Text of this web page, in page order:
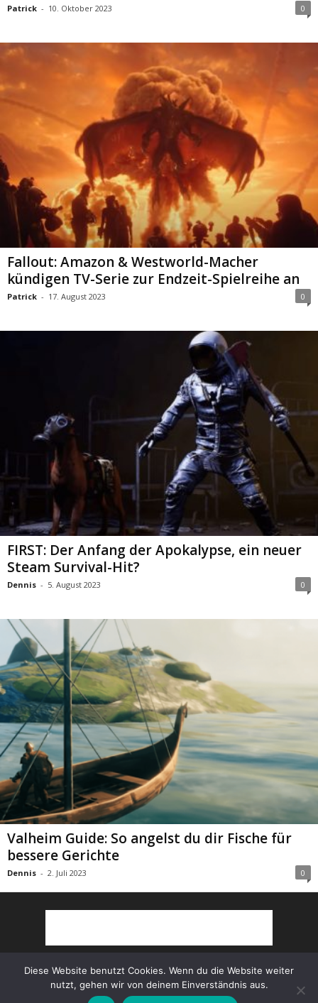
Patrick - 10. Oktober 2023 0
Fallout: Amazon & Westworld-Macher
kündigen TV-Serie zur Endzeit-Spielreihe an
Patrick - 17. August 2023 0
FIRST: Der Anfang der Apokalypse, ein neuer
Steam Survival-Hit?
Dennis - 5. August 2023 0
Valheim Guide: So angelst du dir Fische für
bessere Gerichte
Dennis - 2. Juli 2023 0
Partner AGB Impressum Datenschutz
Diese Website benutzt Cookies. Wenn du die Website weiter
nutzt, gehen wir von deinem Einverständnis aus.